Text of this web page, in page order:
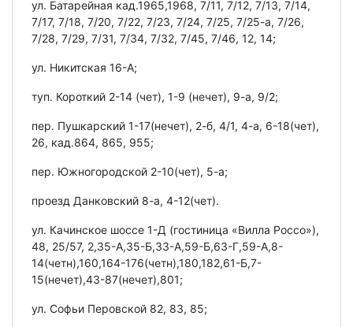
ул. Батарейная кад.1965,1968, 7/11, 7/12, 7/13, 7/14,
7/17, 7/18, 7/20, 7/22, 7/23, 7/24, 7/25, 7/25-а, 7/26,
7/28, 7/29, 7/31, 7/34, 7/32, 7/45, 7/46, 12, 14;
ул. Никитская 16-А;
туп. Короткий 2-14 (чет), 1-9 (нечет), 9-а, 9/2;
пер. Пушкарский 1-17(нечет), 2-б, 4/1, 4-а, 6-18(чет),
26, кад.864, 865, 955;
пер. Южногородской 2-10(чет), 5-а;
проезд Данковский 8-а, 4-12(чет).
ул. Качинское шоссе 1-Д (гостиница «Вилла Россо»),
48, 25/57, 2,35-А,35-Б,33-А,59-Б,63-Г,59-А,8-
14(четн),160,164-176(четн),180,182,61-Б,7-
15(нечет),43-87(нечет),801;
ул. Софьи Перовской 82, 83, 85;